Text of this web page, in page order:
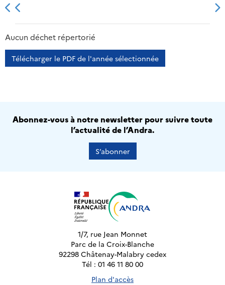
2013 2014
Aucun déchet répertorié
Télécharger le PDF de l'année sélectionnée
Abonnez-vous à notre newsletter pour suivre toute
l’actualité de l’Andra.
S’abonner
1/7, rue Jean Monnet
Parc de la Croix-Blanche
92298 Châtenay-Malabry cedex
Tél : 01 46 11 80 00
Plan d'accès